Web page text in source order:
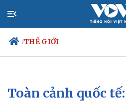
/THẾ GIỚI
Chính trị
Toàn cảnh quốc